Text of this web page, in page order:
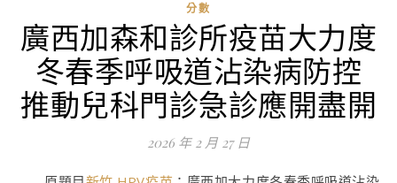
分數
廣西加森和診所疫苗大力度
冬春季呼吸道沾染病防控
推動兒科門診急診應開盡開
2026 年 2 月 27 日
評
論